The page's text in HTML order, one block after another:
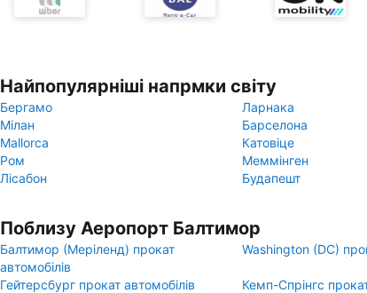
Найпопулярніші напрмки світу
Бергамо
Ларнака
Мілан
Барселона
Mallorca
Катовіце
Ром
Меммінген
Лісабон
Будапешт
Поблизу Аеропорт Балтимор
Балтимор (Меріленд) прокат
автомобілів
Washington (DC)
Гейтерсбург прокат автомобілів Кемп-Спрінгс